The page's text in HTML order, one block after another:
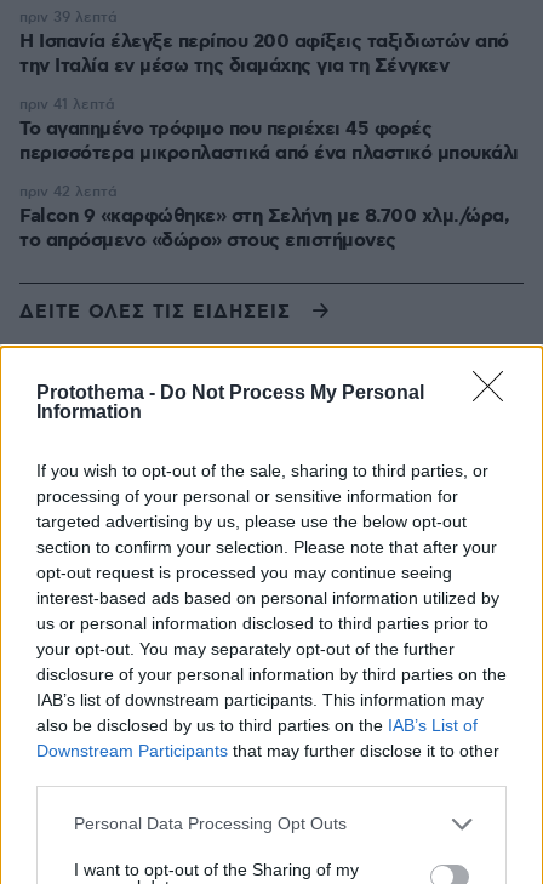
Protothema - Do Not Process My Personal
Information
If you wish to opt-out of the sale, sharing to third parties, or
processing of your personal or sensitive information for
targeted advertising by us, please use the below opt-out
section to confirm your selection. Please note that after your
opt-out request is processed you may continue seeing
interest-based ads based on personal information utilized by
us or personal information disclosed to third parties prior to
your opt-out. You may separately opt-out of the further
disclosure of your personal information by third parties on the
IAB’s list of downstream participants. This information may
also be disclosed by us to third parties on the IAB’s List of
Downstream Participants that may further disclose it to other
Please note that this website/app uses one or more Google
not limited to your visit or usage behaviour. You may click to
Personal Data Processing Opt Outs
I want to opt-out of the Sharing of my
Η Ισπανία έλεγξε περίπου 200 αφίξεις ταξιδιωτών από
την Ιταλία εν μέσω της διαμάχης για τη Σένγκεν
πριν 39 λεπτά
Το αγαπημένο τρόφιμο που περιέχει 45 φορές
περισσότερα μικροπλαστικά από ένα πλαστικό μπουκάλι
πριν 41 λεπτά
Falcon 9 «καρφώθηκε» στη Σελήνη με 8.700 χλμ./ώρα,
το απρόσμενο «δώρο» στους επιστήμονες
πριν 42 λεπτά
ΔΕΙΤΕ ΟΛΕΣ ΤΙΣ ΕΙΔΗΣΕΙΣ
ΤΑ ΠΙΟ ΔΗΜΟΦΙΛΗ